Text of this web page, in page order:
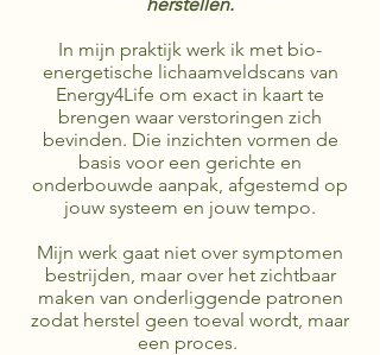
In mijn praktijk werk ik met bio-
energetische lichaamveldscans van
Energy4Life om exact in kaart te
brengen waar verstoringen zich
bevinden. Die inzichten vormen de
basis voor een gerichte en
onderbouwde aanpak, afgestemd op
jouw systeem en jouw tempo.
Mijn werk gaat niet over symptomen
bestrijden, maar over het zichtbaar
maken van onderliggende patronen
zodat herstel geen toeval wordt, maar
een proces.